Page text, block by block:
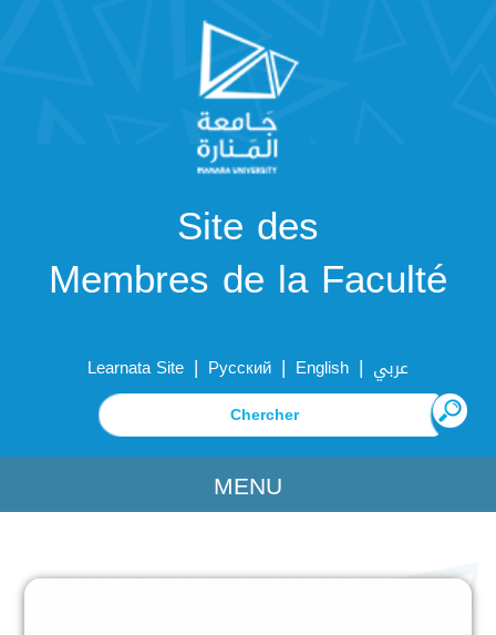
Site des
Membres de la Faculté
Learnata Site | Русский | English | عربي
MENU